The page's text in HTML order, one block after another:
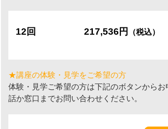
12回 217,536円 （税込）
★講座の体験・見学をご希望の方
体験・見学ご希望の方は下記のボタンから
話か窓口までお問い合わせください。